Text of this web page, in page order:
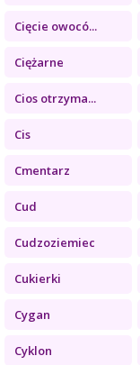
Cięcie owocó...
Ciężarne
Cios otrzyma...
Cis
Cmentarz
Cud
Cudzoziemiec
Cukierki
Cygan
Cyklon